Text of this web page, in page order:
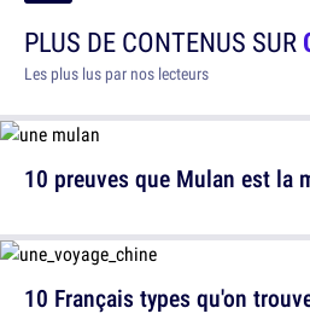
PLUS DE CONTENUS SUR
Les plus lus par nos lecteurs
10 preuves que Mulan est la
10 Français types qu'on